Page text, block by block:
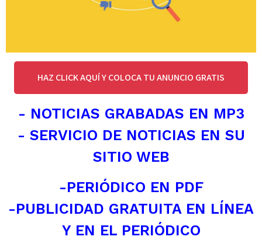
HAZ CLICK AQUÍ Y COLOCA TU ANUNCIO GRATIS
- NOTICIAS GRABADAS EN MP3
- SERVICIO DE NOTICIAS EN SU
SITIO WEB
-PERIÓDICO EN PDF
-PUBLICIDAD GRATUITA EN LÍNEA
Y EN EL PERIÓDICO